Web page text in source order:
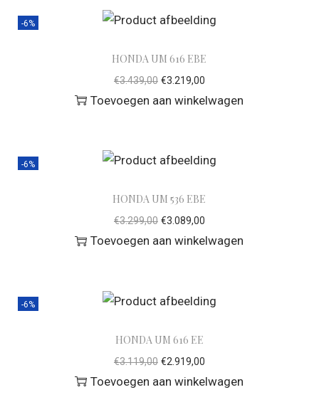
-6%
HONDA UM 616 EBE
€3.439,00 €3.219,00
Toevoegen aan winkelwagen
-6%
HONDA UM 536 EBE
€3.299,00 €3.089,00
Toevoegen aan winkelwagen
-6%
HONDA UM 616 EE
€3.119,00 €2.919,00
Toevoegen aan winkelwagen